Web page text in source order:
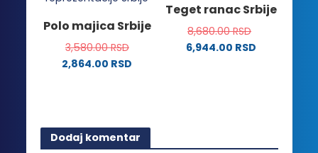
mogu
biti
izabrane
mogu
biti
izabrane
Polo majica Srbije
3,580.00RSD
2,864.00 RSD
više
varijanti.
Teget ranac Srbije
8,680.00RSD
6,944.00 RSD
Dodaj komentar